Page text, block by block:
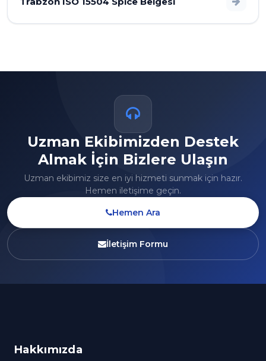
Uzman Ekibimizden Destek
Almak İçin Bizlere Ulaşın
Uzman ekibimiz size en iyi hizmeti sunmak için hazır.
Hemen iletişime geçin.
Hemen Ara
İletişim Formu
Hakkımızda